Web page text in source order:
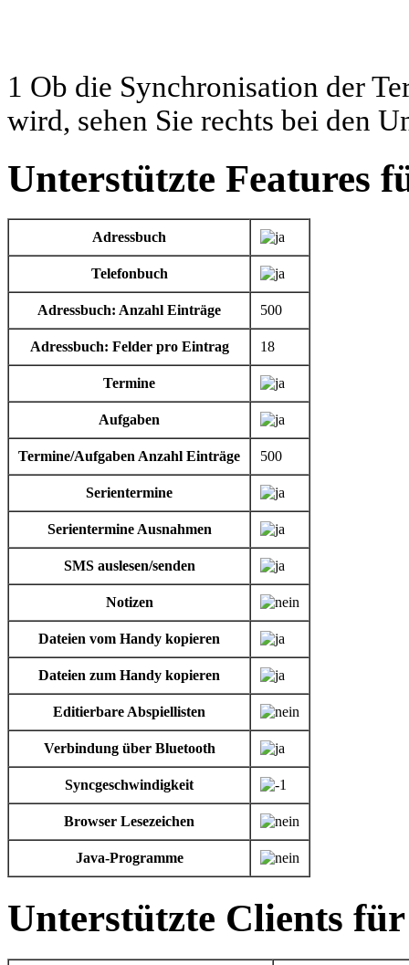
1 Ob die Synchronisation der
wird, sehen Sie rechts bei den
Unterstützte Features
Adressbuch
Telefonbuch
Adressbuch: Anzahl Einträge 500
Adressbuch: Felder pro Eintrag 18
Termine
Aufgaben
Termine/Aufgaben Anzahl Einträge 500
Serientermine
Serientermine Ausnahmen
SMS auslesen/senden
Notizen
Dateien vom Handy kopieren
Dateien zum Handy kopieren
Editierbare Abspiellisten
Verbindung über Bluetooth
Syncgeschwindigkeit
Browser Lesezeichen
Java-Programme
Unterstützte Clients für